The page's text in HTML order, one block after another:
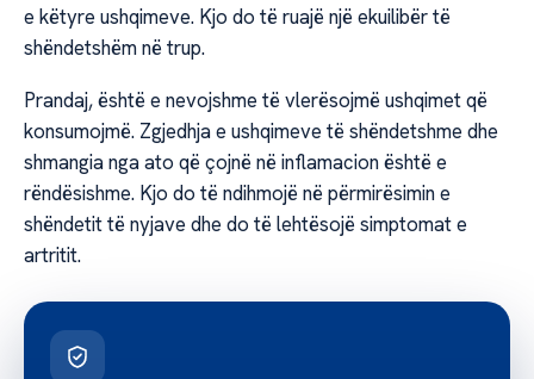
e këtyre ushqimeve. Kjo do të ruajë një ekuilibër të
shëndetshëm në trup.
Prandaj, është e nevojshme të vlerësojmë ushqimet që
konsumojmë. Zgjedhja e ushqimeve të shëndetshme dhe
shmangia nga ato që çojnë në inflamacion është e
rëndësishme. Kjo do të ndihmojë në përmirësimin e
shëndetit të nyjave dhe do të lehtësojë simptomat e
artritit.